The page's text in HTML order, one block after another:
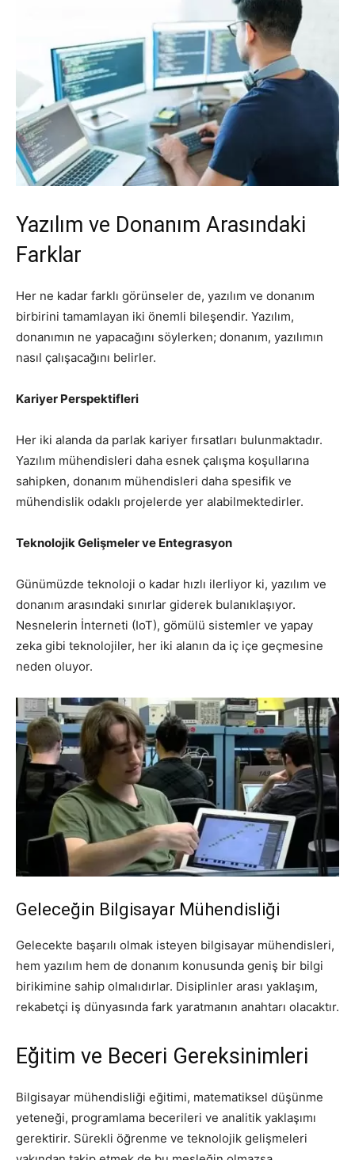
Yazılım ve Donanım Arasındaki
Farklar
Her ne kadar farklı görünseler de, yazılım ve donanım
birbirini tamamlayan iki önemli bileşendir. Yazılım,
donanımın ne yapacağını söylerken; donanım, yazılımın
nasıl çalışacağını belirler.
Kariyer Perspektifleri
Her iki alanda da parlak kariyer fırsatları bulunmaktadır.
Yazılım mühendisleri daha esnek çalışma koşullarına
sahipken, donanım mühendisleri daha spesifik ve
mühendislik odaklı projelerde yer alabilmektedirler.
Teknolojik Gelişmeler ve Entegrasyon
Günümüzde teknoloji o kadar hızlı ilerliyor ki, yazılım ve
donanım arasındaki sınırlar giderek bulanıklaşıyor.
Nesnelerin İnterneti (IoT), gömülü sistemler ve yapay
zeka gibi teknolojiler, her iki alanın da iç içe geçmesine
neden oluyor.
Geleceğin Bilgisayar Mühendisliği
Gelecekte başarılı olmak isteyen bilgisayar mühendisleri,
hem yazılım hem de donanım konusunda geniş bir bilgi
birikimine sahip olmalıdırlar. Disiplinler arası yaklaşım,
rekabetçi iş dünyasında fark yaratmanın anahtarı olacaktır.
Eğitim ve Beceri Gereksinimleri
Bilgisayar mühendisliği eğitimi, matematiksel düşünme
yeteneği, programlama becerileri ve analitik yaklaşımı
gerektirir. Sürekli öğrenme ve teknolojik gelişmeleri